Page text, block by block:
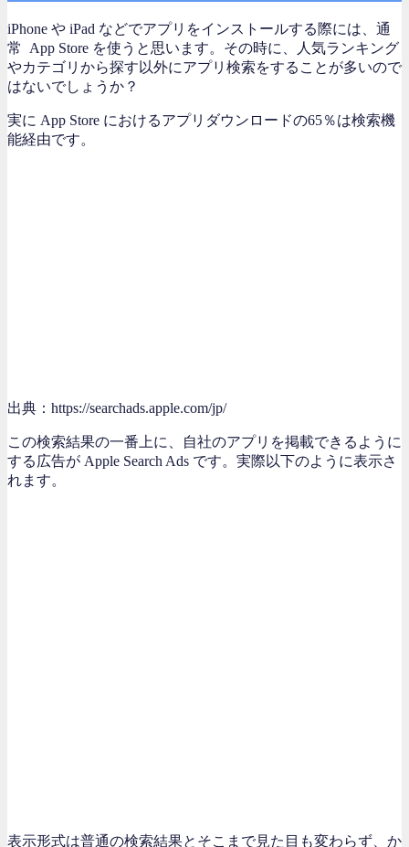
iPhone や iPad などでアプリをインストールする際には、通
常 App Store を使うと思います。その時に、人気ランキング
やカテゴリから探す以外にアプリ検索をすることが多いので
はないでしょうか？
実に App Store におけるアプリダウンロードの65％は検索機
能経由です。
出典：https://searchads.apple.com/jp/
この検索結果の一番上に、自社のアプリを掲載できるように
する広告が Apple Search Ads です。実際以下のように表示さ
れます。
表示形式は普通の検索結果とそこまで見た目も変わらず、か